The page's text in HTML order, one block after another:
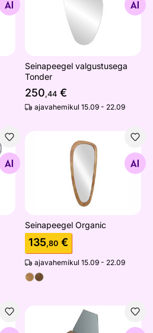
Otsi sarnaseid
Seinapeegel valgustusega
Tonder
250,44 €
ajavahemikul 15.09 - 22.09
Seinapeegel Organic
Otsi sarnaseid
Seinapeegel Organic
135,80 €
ajavahemikul 15.09 - 22.09
Seinapeegel Geometric